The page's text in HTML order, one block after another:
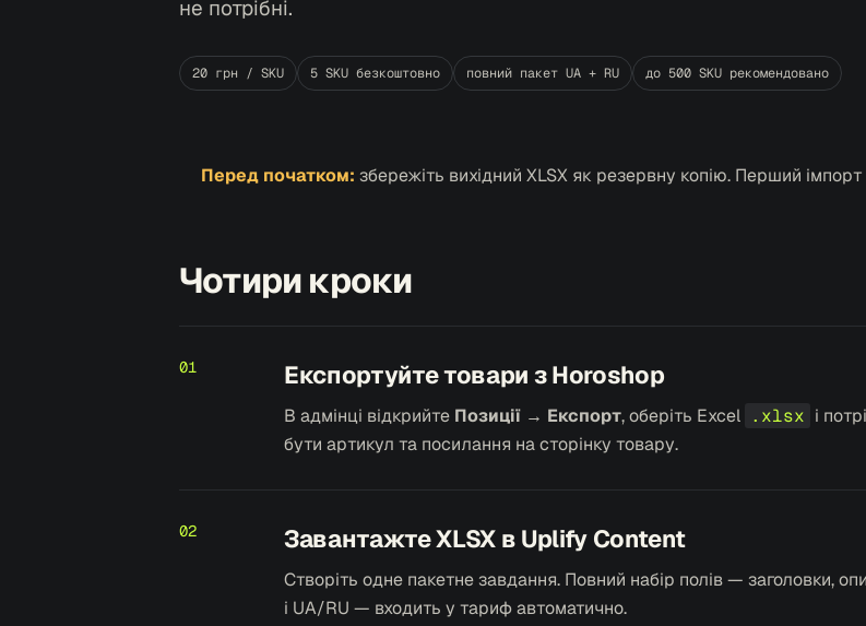
не потрібні.
20 грн / SKU 5 SKU безкоштовно повний пакет UA + RU до 500 SKU рекомендовано
Перед початком: збережіть вихідний XLSX як резервну копію. Перший імпорт
Чотири кроки
01 Експортуйте товари з Horoshop
В адмінці відкрийте Позиції → Експорт, оберіть Excel .xlsx і
бути артикул та посилання на сторінку товару.
02 Завантажте XLSX в Uplify Content
Створіть одне пакетне завдання. Повний набір полів — заголовки,
і UA/RU — входить у тариф автоматично.